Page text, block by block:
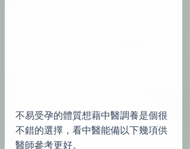
不易受孕的體質想藉中醫調養是個很
不錯的選擇，看中醫能備以下幾項供
醫師參考更好。